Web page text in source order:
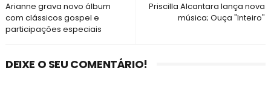
Priscilla Alcantara lança nova
música; Ouça "Inteiro"
Arianne grava novo álbum
com clássicos gospel e
participações especiais
DEIXE O SEU COMENTÁRIO!